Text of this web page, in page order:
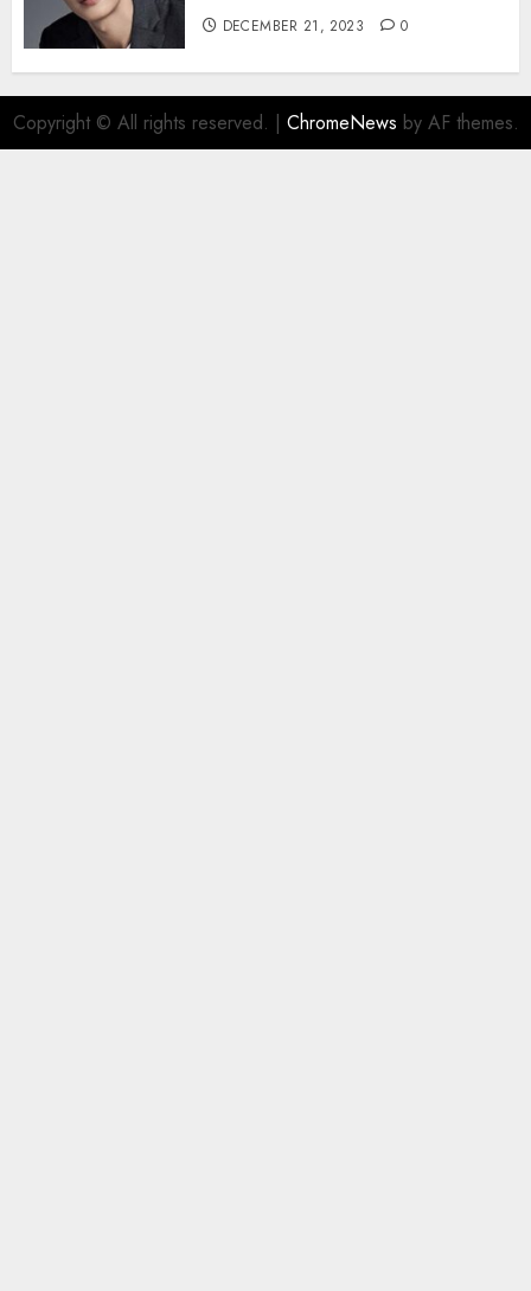
DECEMBER 21, 2023 0
Copyright © All rights reserved. | ChromeNews by AF themes.